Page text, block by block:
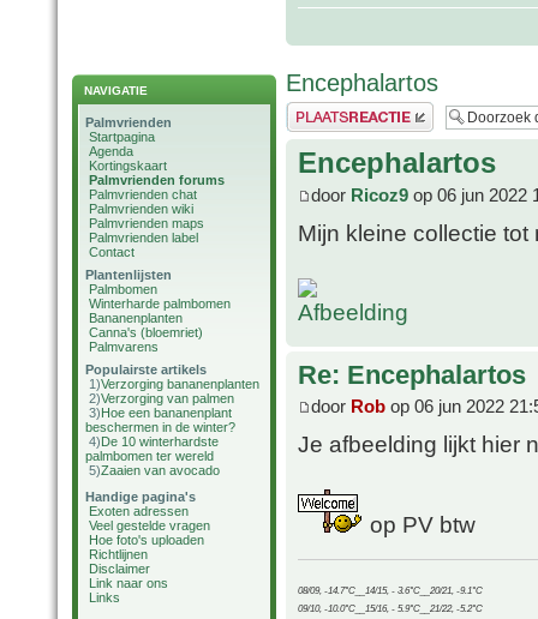
NAVIGATIE
Palmvrienden
Startpagina
Agenda
Kortingskaart
Palmvrienden forums
Palmvrienden chat
Palmvrienden wiki
Palmvrienden maps
Palmvrienden label
Contact
Plantenlijsten
Palmbomen
Winterharde palmbomen
Bananenplanten
Canna's (bloemriet)
Palmvarens
Populairste artikels
1)Verzorging bananenplanten
2)Verzorging van palmen
3)Hoe een bananenplant
beschermen in de winter?
4)De 10 winterhardste
palmbomen ter wereld
5)Zaaien van avocado
Handige pagina's
Exoten adressen
Veel gestelde vragen
Hoe foto's uploaden
Richtlijnen
Disclaimer
Link naar ons
Links
Encephalartos
Plaats een reactie
Encephalartos
door Ricoz9 op 06 jun 2022
Mijn kleine collectie tot
Re: Encephalartos
door Rob op 06 jun 2022
Je afbeelding lijkt hier
op PV btw
08/09, -14.7°C__14/15, - 3.6°C__20/21, -9.1°C
09/10, -10.0°C__15/16, - 5.9°C__21/22, -5.2°C